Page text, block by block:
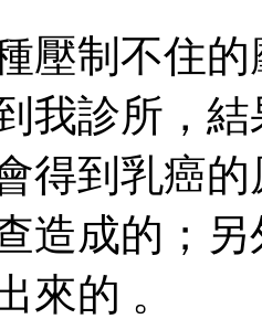
壓制不住
我診所，
得到乳癌
造成的；
來的 。